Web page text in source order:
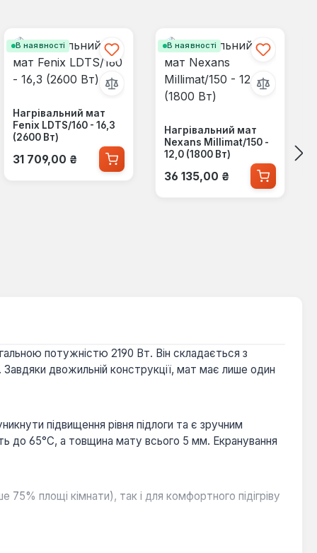
В наявності
Нагрівальний мат
Fenix LDTS/160 - 16,3
(2600 Вт)
Звичайна ціна:
31 709,00 ₴
В наявності
Нагрівальний мат
Nexans Millimat/150 -
12,0 (1800 Вт)
Звичайна ціна:
36 135,00 ₴
потужністю 2190 Вт. Він складається з
Завдяки двожильній конструкції, мат має лише один
підвищення рівня підлоги та є зручним
до 65°С, а товщина мату всього 5 мм. Екранування
площі кімнати), так і для комфортного підігріву